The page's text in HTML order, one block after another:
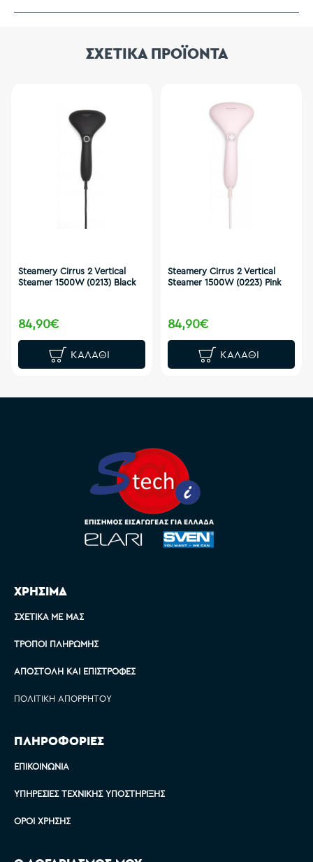
ΣΧΕΤΙΚΑ ΠΡΟΪΟΝΤΑ
Steamery Cirrus 2 Vertical
Steamer 1500W (0213) Black
84,90€
ΚΑΛΆΘΙ
Steamery Cirrus 2 Vertical
Steamer 1500W (0223) Pink
84,90€
ΚΑΛΆΘΙ
ΧΡΗΣΙΜΑ
ΣΧΕΤΙΚΆ ΜΕ ΜΑΣ
ΤΡΌΠΟΙ ΠΛΗΡΩΜΉΣ
ΑΠΟΣΤΟΛΉ ΚΑΙ ΕΠΙΣΤΡΟΦΈΣ
ΠΟΛΙΤΙΚΉ ΑΠΟΡΡΉΤΟΥ
ΠΛΗΡΟΦΟΡΙΕΣ
ΕΠΙΚΟΙΝΩΝΊΑ
ΥΠΗΡΕΣΊΕΣ ΤΕΧΝΙΚΉΣ ΥΠΟΣΤΉΡΙΞΗΣ
ΌΡΟΙ ΧΡΉΣΗΣ